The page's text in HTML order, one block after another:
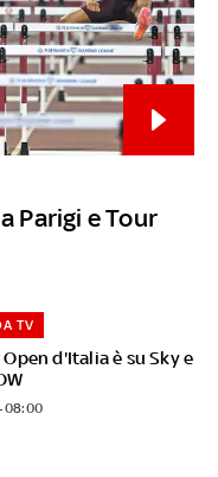
Parigi e Tour
Open d'Italia è su Sky e
TV
08:00